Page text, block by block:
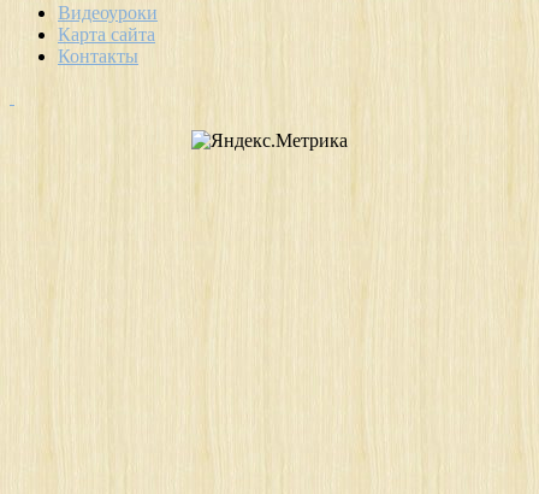
Видеоуроки
Карта сайта
Контакты